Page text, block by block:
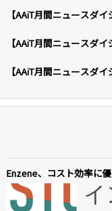
【AAiT月間ニュースダ
【AAiT月間ニュースダ
【AAiT月間ニュースダ
Enzene、コスト効率に